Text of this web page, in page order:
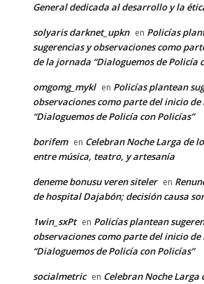
General dedicada al desarrollo y la
solyaris darknet_upkn en Policías
sugerencias y observaciones como
de la jornada “Dialoguemos de Policía
omgomg_mykl en Policías plantean
observaciones como parte del inicio
“Dialoguemos de Policía con Policías”
borifem en Celebran Noche Larga de
entre música, teatro, y artesanía
deneme bonusu veren siteler en
de hospital Dajabón; decisión causa
1win_sxPt en Policías plantean
observaciones como parte del inicio
“Dialoguemos de Policía con Policías”
socialmetric en Celebran Noche Larga